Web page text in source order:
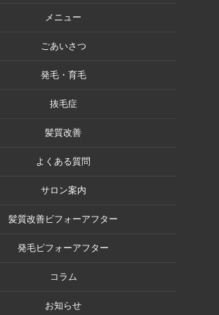
メニュー
ごあいさつ
発毛・育毛
抜毛症
髪質改善
よくある質問
サロン案内
髪質改善ビフォーアフター
発毛ビフォーアフター
コラム
お知らせ